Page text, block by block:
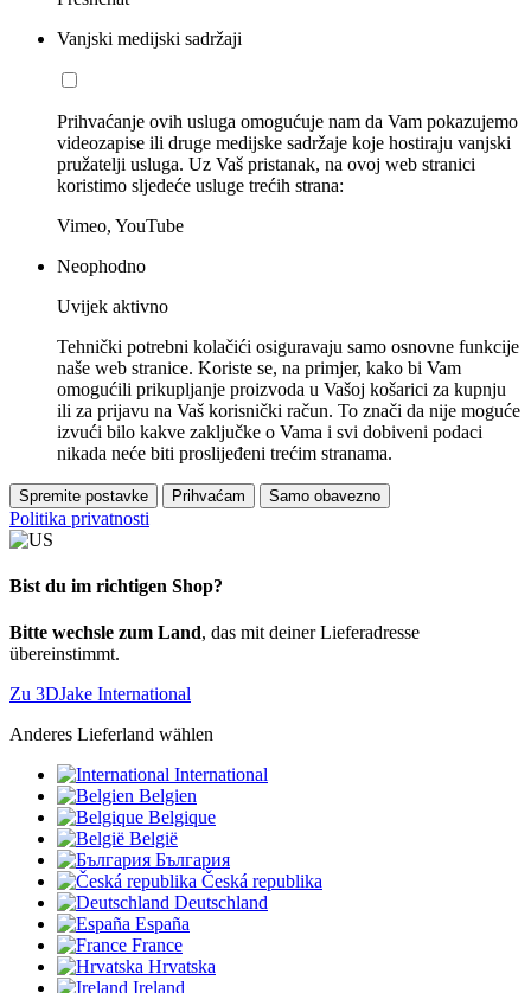
Vanjski medijski sadržaji
Prihvaćanje ovih usluga omogućuje nam da Vam pokazujemo
videozapise ili druge medijske sadržaje koje hostiraju vanjski
pružatelji usluga. Uz Vaš pristanak, na ovoj web stranici
koristimo sljedeće usluge trećih strana:
Vimeo, YouTube
Neophodno
Uvijek aktivno
Tehnički potrebni kolačići osiguravaju samo osnovne funkcije
naše web stranice. Koriste se, na primjer, kako bi Vam
omogućili prikupljanje proizvoda u Vašoj košarici za kupnju
ili za prijavu na Vaš korisnički račun. To znači da nije moguće
izvući bilo kakve zaključke o Vama i svi dobiveni podaci
nikada neće biti proslijeđeni trećim stranama.
Spremite postavke Prihvaćam Samo obavezno
Politika privatnosti
Bist du im richtigen Shop?
Bitte wechsle zum Land, das mit deiner Lieferadresse
übereinstimmt.
Zu 3DJake International
Anderes Lieferland wählen
International
Belgien
Belgique
België
България
Česká republika
Deutschland
España
France
Hrvatska
Ireland